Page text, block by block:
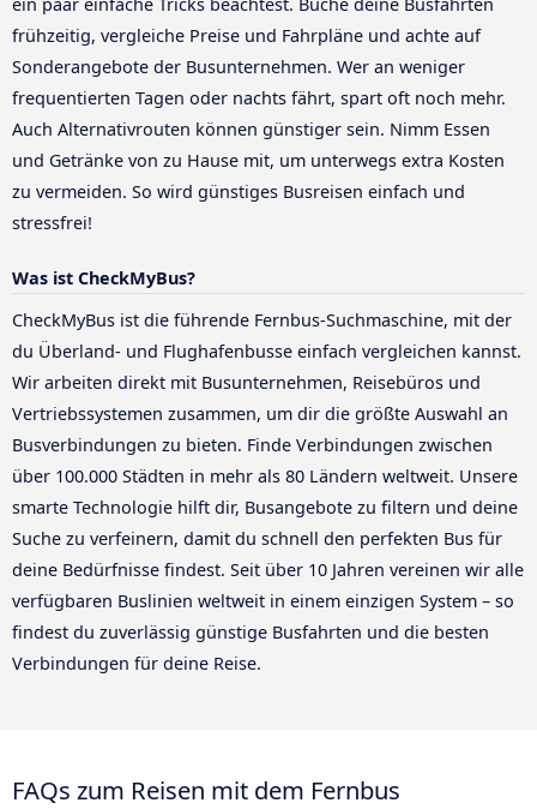
ein paar einfache Tricks beachtest. Buche deine Busfahrten
frühzeitig, vergleiche Preise und Fahrpläne und achte auf
Sonderangebote der Busunternehmen. Wer an weniger
frequentierten Tagen oder nachts fährt, spart oft noch mehr.
Auch Alternativrouten können günstiger sein. Nimm Essen
und Getränke von zu Hause mit, um unterwegs extra Kosten
zu vermeiden. So wird günstiges Busreisen einfach und
stressfrei!
Was ist CheckMyBus?
CheckMyBus ist die führende Fernbus-Suchmaschine, mit der
du Überland- und Flughafenbusse einfach vergleichen kannst.
Wir arbeiten direkt mit Busunternehmen, Reisebüros und
Vertriebssystemen zusammen, um dir die größte Auswahl an
Busverbindungen zu bieten. Finde Verbindungen zwischen
über 100.000 Städten in mehr als 80 Ländern weltweit. Unsere
smarte Technologie hilft dir, Busangebote zu filtern und deine
Suche zu verfeinern, damit du schnell den perfekten Bus für
deine Bedürfnisse findest. Seit über 10 Jahren vereinen wir alle
verfügbaren Buslinien weltweit in einem einzigen System – so
findest du zuverlässig günstige Busfahrten und die besten
Verbindungen für deine Reise.
FAQs zum Reisen mit dem Fernbus